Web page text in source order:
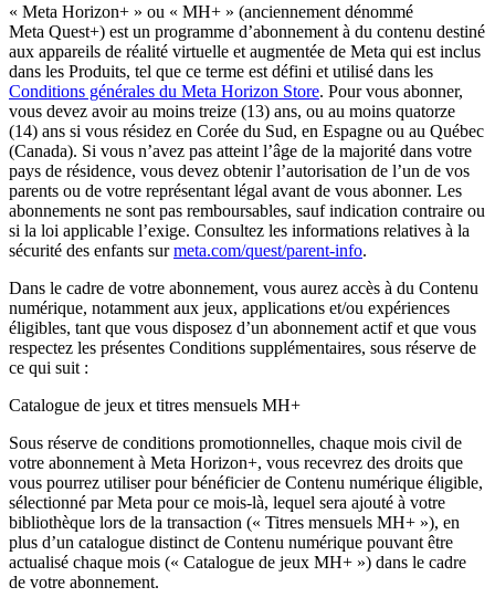
« Meta Horizon+ » ou « MH+ » (anciennement dénommé
Meta Quest+) est un programme d’abonnement à du contenu destiné
aux appareils de réalité virtuelle et augmentée de Meta qui est inclus
dans les Produits, tel que ce terme est défini et utilisé dans les
Conditions générales du Meta Horizon Store. Pour vous abonner,
vous devez avoir au moins treize (13) ans, ou au moins quatorze
(14) ans si vous résidez en Corée du Sud, en Espagne ou au Québec
(Canada). Si vous n’avez pas atteint l’âge de la majorité dans votre
pays de résidence, vous devez obtenir l’autorisation de l’un de vos
parents ou de votre représentant légal avant de vous abonner. Les
abonnements ne sont pas remboursables, sauf indication contraire ou
si la loi applicable l’exige. Consultez les informations relatives à la
sécurité des enfants surmeta.com/quest/parent-info.
Dans le cadre de votre abonnement, vous aurez accès à du Contenu
numérique, notamment aux jeux, applications et/ou expériences
éligibles, tant que vous disposez d’un abonnement actif et que vous
respectez les présentes Conditions supplémentaires, sous réserve de
ce qui suit :
Catalogue de jeux et titres mensuels MH+
Sous réserve de conditions promotionnelles, chaque mois civil de
votre abonnement à Meta Horizon+, vous recevrez des droits que
vous pourrez utiliser pour bénéficier de Contenu numérique éligible,
sélectionné par Meta pour ce mois-là, lequel sera ajouté à votre
bibliothèque lors de la transaction (« Titres mensuels MH+ »), en
plus d’un catalogue distinct de Contenu numérique pouvant être
actualisé chaque mois (« Catalogue de jeux MH+ ») dans le cadre
de votre abonnement.